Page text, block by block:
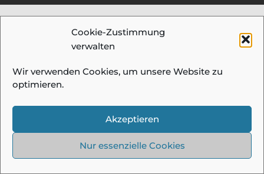
Cookie-Zustimmung
verwalten
Wir verwenden Cookies, um unsere Website zu
optimieren.
Akzeptieren
Nur essenzielle Cookies